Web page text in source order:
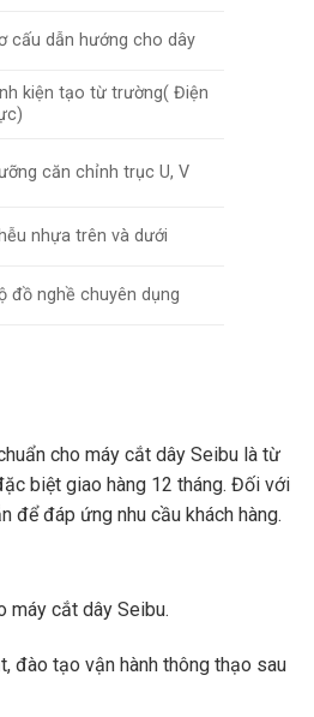
cấu dẫn hướng cho dây
kiện tạo từ trường( Điện
căn chỉnh trục U, V
nhựa trên và dưới
đồ nghề chuyên dụng
cho máy cắt dây Seibu là từ
biệt giao hàng 12 tháng. Đối với
để đáp ứng nhu cầu khách hàng.
máy cắt dây Seibu.
đào tạo vận hành thông thạo sau